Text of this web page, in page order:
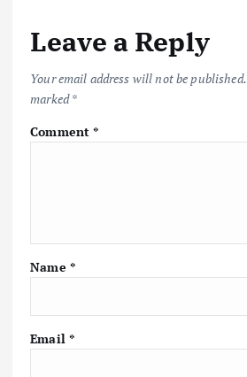
Leave a Reply
Your email address will not be published.
marked*
Comment*
Name *
Email *